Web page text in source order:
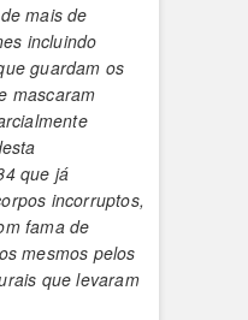
mais de
incluindo
guardam os
mascaram
que já
incorruptos,
fama de
mesmos pelos
que levaram